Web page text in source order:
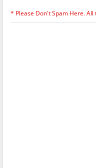
* Please Don't Spam Here.